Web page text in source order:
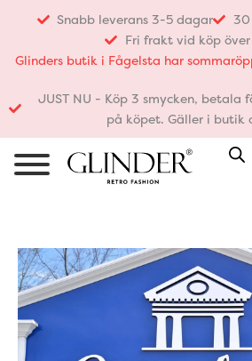
innehåll
Snabb leverans 3-5 dagar
Fri frakt vid köp
Glinders butik i Fågelsta har
JUST NU - Köp 3 smycken, betala
på köpet. Gäller i butik